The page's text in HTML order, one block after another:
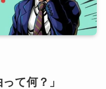
て何？」